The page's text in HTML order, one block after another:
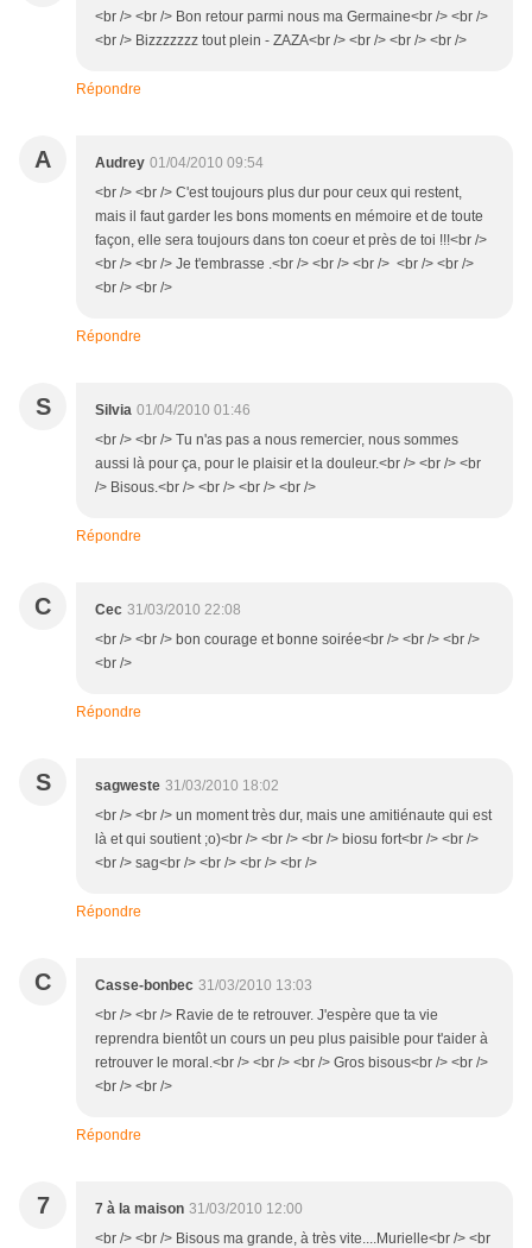
<br /> <br /> Bon retour parmi nous ma Germaine<br /> <br />
<br /> Bizzzzzzz tout plein - ZAZA<br /> <br /> <br /> <br />
Répondre
A Audrey 01/04/2010 09:54
<br /> <br /> C'est toujours plus dur pour ceux qui restent,
mais il faut garder les bons moments en mémoire et de toute
façon, elle sera toujours dans ton coeur et près de toi !!!<br />
<br /> <br /> Je t'embrasse .<br /> <br /> <br /> <br /> <br />
<br /> <br />
Répondre
S Silvia 01/04/2010 01:46
<br /> <br /> Tu n'as pas a nous remercier, nous sommes
aussi là pour ça, pour le plaisir et la douleur.<br /> <br /> <br
/> Bisous.<br /> <br /> <br /> <br />
Répondre
C Cec 31/03/2010 22:08
<br /> <br /> bon courage et bonne soirée<br /> <br /> <br />
<br />
Répondre
S sagweste 31/03/2010 18:02
<br /> <br /> un moment très dur, mais une amitiénaute qui est
là et qui soutient ;o)<br /> <br /> <br /> biosu fort<br /> <br />
<br /> sag<br /> <br /> <br /> <br />
Répondre
C Casse-bonbec 31/03/2010 13:03
<br /> <br /> Ravie de te retrouver. J'espère que ta vie
reprendra bientôt un cours un peu plus paisible pour t'aider à
retrouver le moral.<br /> <br /> <br /> Gros bisous<br /> <br />
<br /> <br />
Répondre
7 7 à la maison 31/03/2010 12:00
<br /> <br /> Bisous ma grande, à très vite....Murielle<br /> <br